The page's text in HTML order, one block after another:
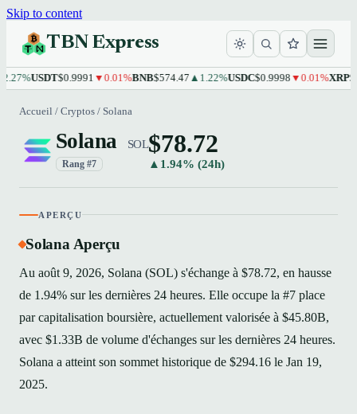
Skip to content
TBN Express
USDT$0.9991▼0.01%BNB$574.47▲1.22%USDC$0.9998▼0.01%XRP$1.10
Accueil / Cryptos / Solana
Solana SOL
Rang #7
$78.72
▲1.94% (24h)
APERÇU
Solana Aperçu
Au août 9, 2026, Solana (SOL) s'échange à $78.72, en hausse
de 1.94% sur les dernières 24 heures. Elle occupe la #7 place
par capitalisation boursière, actuellement valorisée à $45.80B,
avec $1.33B de volume d'échanges sur les dernières 24 heures.
Solana a atteint son sommet historique de $294.16 le Jan 19,
2025.